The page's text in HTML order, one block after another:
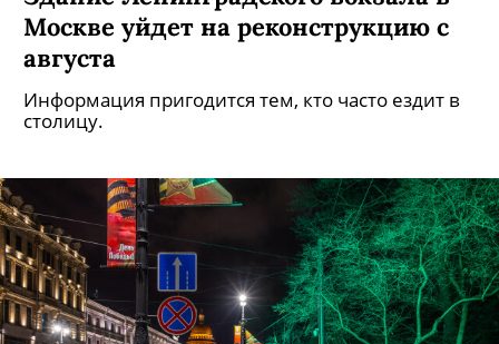
Здание Ленинградского вокзала в
Москве уйдет на реконструкцию с
августа
Информация пригодится тем, кто часто ездит в